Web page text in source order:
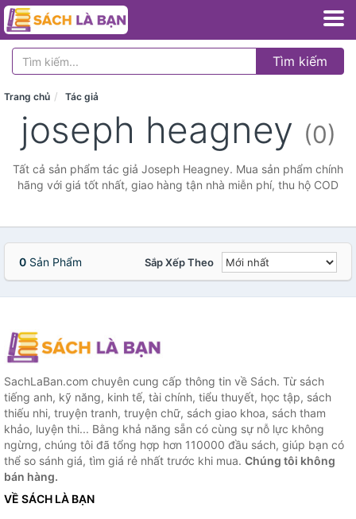
Tìm kiếm
Trang chủ Tác giả
joseph heagney (0)
Tất cả sản phẩm tác giả Joseph Heagney. Mua sản phẩm chính
hãng với giá tốt nhất, giao hàng tận nhà miễn phí, thu hộ COD
0 Sản Phẩm Sắp Xếp Theo
SachLaBan.com chuyên cung cấp thông tin về Sách. Từ sách
tiếng anh, kỹ năng, kinh tế, tài chính, tiểu thuyết, học tập, sách
thiếu nhi, truyện tranh, truyện chữ, sách giao khoa, sách tham
khảo, luyện thi... Bằng khả năng sẵn có cùng sự nỗ lực không
ngừng, chúng tôi đã tổng hợp hơn 110000 đầu sách, giúp bạn có
thể so sánh giá, tìm giá rẻ nhất trước khi mua. Chúng tôi không
bán hàng.
VỀ SÁCH LÀ BẠN